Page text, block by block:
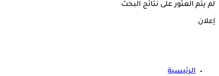
لم يتم العثور على نتائج البحث
إعلان
الرئيسية